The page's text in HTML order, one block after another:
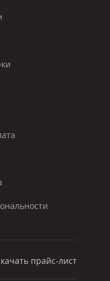
прайс-лист